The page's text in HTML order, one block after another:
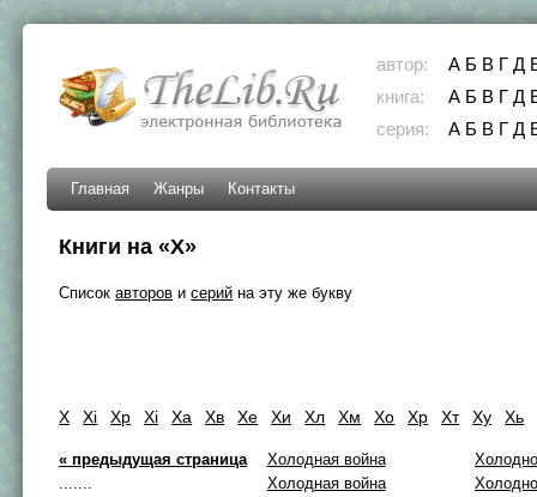
автор: А Б В Г Д
книга:
А Б В Г Д
серия:
А Б В Г Д
Главная Жанры Контакты
Книги на «Х»
Списокавторов исерий на эту же букву
Х Хi Хp Хі Ха Хв Хе Хи Хл Хм Хо Хр Хт Ху Хь
« предыдущая страница
.......
Холодная война
Холодная война